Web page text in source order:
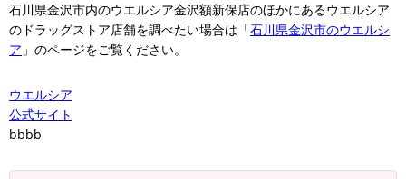
石川県金沢市内のウエルシア金沢額新保店のほかにあるウエルシア
のドラッグストア店舗を調べたい場合は「石川県金沢市のウエルシ
ア 」のページをご覧ください。
ウエルシア
公式サイト
bbbb